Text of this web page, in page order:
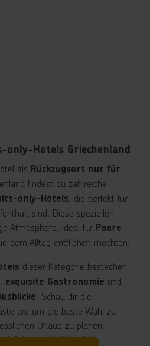
only-Hotels Griechenland
als Rückzugsort nur für
findest du zahlreiche
only-Hotels, die perfekt für
sind. Diese speziellen
Atmosphäre, ideal für Paare
dem Alltag entfliehen möchten.
dieser Kategorie bestechen
, exquisite Gastronomie und
. Schau dir die
an, um die beste Wahl zu
Urlaub zu planen.
Adults-only-Hotels in